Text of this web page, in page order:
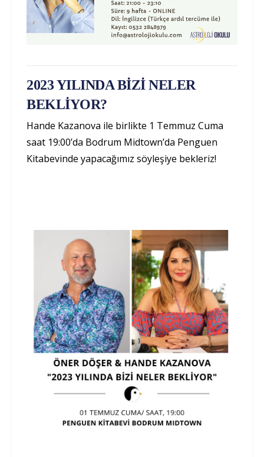
2023 YILINDA BİZİ NELER
BEKLİYOR?
Hande Kazanova ile birlikte 1 Temmuz Cuma
saat 19:00’da Bodrum Midtown’da Penguen
Kitabevinde yapacağımız söyleşiye bekleriz!